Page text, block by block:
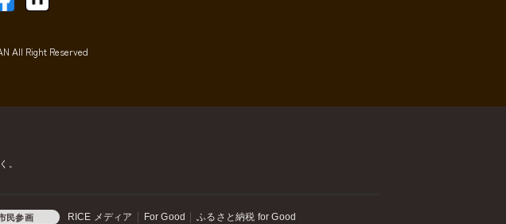
All Right Reserved
。
民参画 RICE メディア For Good ふるさと納税 for Good